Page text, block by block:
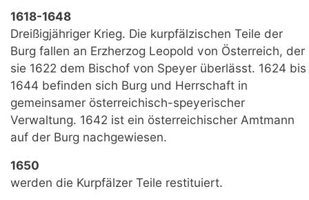
1618-1648
Dreißigjähriger Krieg. Die kurpfälzischen Teile der
Burg fallen an Erzherzog Leopold von Österreich, der
sie 1622 dem Bischof von Speyer überlässt. 1624 bis
1644 befinden sich Burg und Herrschaft in
gemeinsamer österreichisch-speyerischer
Verwaltung. 1642 ist ein österreichischer Amtmann
auf der Burg nachgewiesen.
1650
werden die Kurpfälzer Teile restituiert.